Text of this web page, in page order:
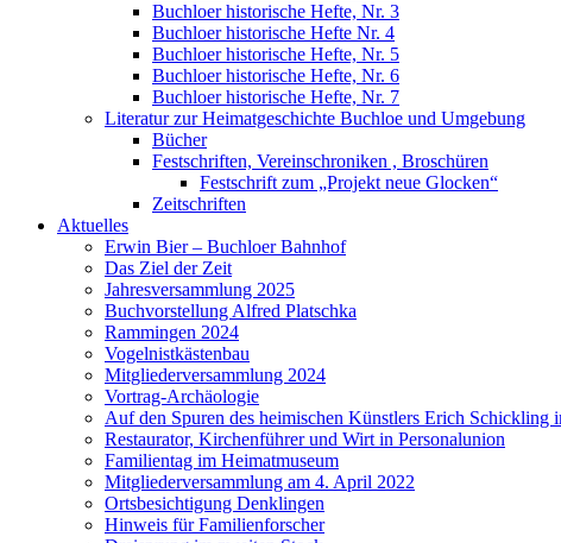
Buchloer historische Hefte, Nr. 3
Buchloer historische Hefte Nr. 4
Buchloer historische Hefte, Nr. 5
Buchloer historische Hefte, Nr. 6
Buchloer historische Hefte, Nr. 7
Literatur zur Heimatgeschichte Buchloe und Umgebung
Bücher
Festschriften, Vereinschroniken , Broschüren
Festschrift zum „Projekt neue Glocken“
Zeitschriften
Aktuelles
Erwin Bier – Buchloer Bahnhof
Das Ziel der Zeit
Jahresversammlung 2025
Buchvorstellung Alfred Platschka
Rammingen 2024
Vogelnistkästenbau
Mitgliederversammlung 2024
Vortrag-Archäologie
Auf den Spuren des heimischen Künstlers Erich Schickling
Restaurator, Kirchenführer und Wirt in Personalunion
Familientag im Heimatmuseum
Mitgliederversammlung am 4. April 2022
Ortsbesichtigung Denklingen
Hinweis für Familienforscher